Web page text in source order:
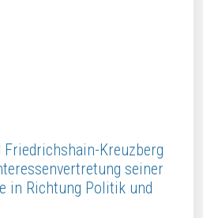
Kreuzberg
seiner
in Richtung Politik und